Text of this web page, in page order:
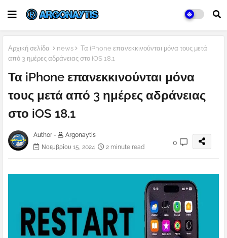
Αρχική σελίδα news
Τα iPhone επανεκκινούνται μόνα τους μετά
από 3 ημέρες αδράνειας στο iOS 18.1
Τα iPhone επανεκκινούνται μόνα
τους μετά από 3 ημέρες αδράνειας
στο iOS 18.1
Author -
Argonaytis
Νοεμβρίου 15, 2024
2 minute read
0